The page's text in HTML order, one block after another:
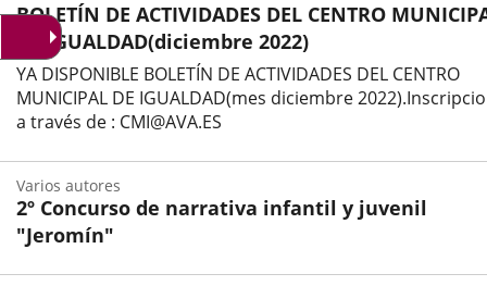
BOLETÍN DE ACTIVIDADES DEL CENTRO
DE IGUALDAD(diciembre 2022)
YA DISPONIBLE BOLETÍN DE ACTIVIDADES DEL CENTRO
MUNICIPAL DE IGUALDAD(mes diciembre
a través de : CMI@AVA.ES
2º Concurso de narrativa infantil y juvenil
"Jeromín"
Varios autores